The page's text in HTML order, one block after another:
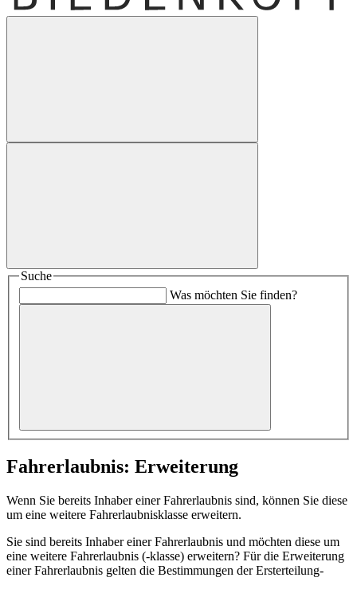
Suche
Was möchten Sie finden?
Fahrerlaubnis: Erweiterung
Wenn Sie bereits Inhaber einer Fahrerlaubnis sind, können Sie diese
um eine weitere Fahrerlaubnisklasse erweitern.
Sie sind bereits Inhaber einer Fahrerlaubnis und möchten diese um
eine weitere Fahrerlaubnis (-klasse) erweitern? Für die Erweiterung
einer Fahrerlaubnis gelten die Bestimmungen der Ersterteilung-